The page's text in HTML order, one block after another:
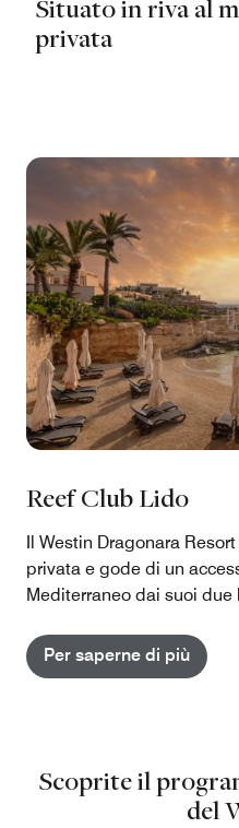
Situato in riva al
privata
Reef Club Lido
Il Westin Dragonara
privata e gode di un
Mediterraneo dai suoi due
Per saperne di più
Scoprite il
del